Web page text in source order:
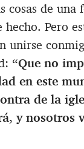
cosas de una
Pero
unirse
“Que no
en este
de la
y nosotros